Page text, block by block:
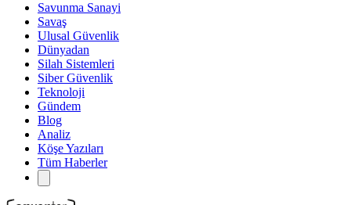
Savunma Sanayi
Savaş
Ulusal Güvenlik
Dünyadan
Silah Sistemleri
Siber Güvenlik
Teknoloji
Gündem
Blog
Analiz
Köşe Yazıları
Tüm Haberler